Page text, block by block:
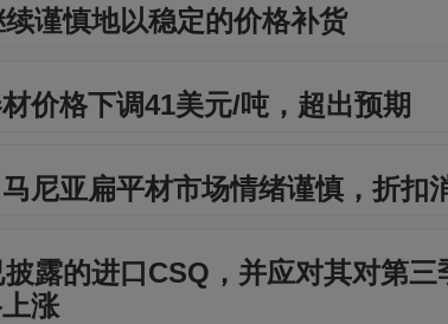
谨慎地以稳定的价格补货
价格下调41美元/吨，超出预期
尼亚扁平材市场情绪谨慎，折扣
露的进口CSQ，并应对其对第
涨